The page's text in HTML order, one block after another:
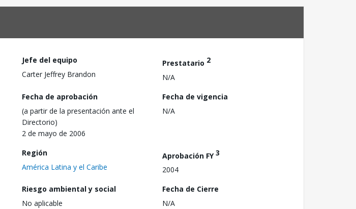
Jefe del equipo
Carter Jeffrey Brandon
Prestatario 2
N/A
Fecha de aprobación
(a partir de la presentación ante el
Directorio)
2 de mayo de 2006
Fecha de vigencia
N/A
Región
América Latina y el Caribe
Aprobación FY3
2004
Riesgo ambiental y social
No aplicable
Fecha de Cierre
N/A